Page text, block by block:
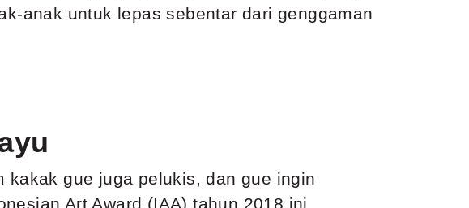
anak untuk lepas sebentar dari genggaman
kakak gue juga pelukis, dan gue ingin
Art Award (IAA) tahun 2018 ini.